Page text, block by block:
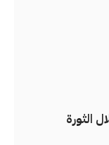
الثورة